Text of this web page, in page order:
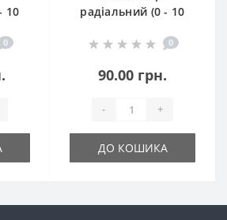
10
0
радіальний (0 - 10
Контроль тиску
0
90.00 грн.
- +
ДО КОШИКА